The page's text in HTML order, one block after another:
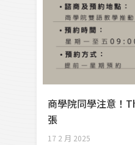
商學院同學注意！
張
17 2 月 2025